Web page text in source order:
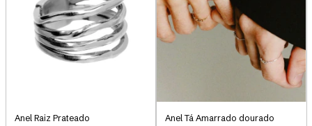
Anel Raiz Prateado
Anel Tá Amarrado dourado